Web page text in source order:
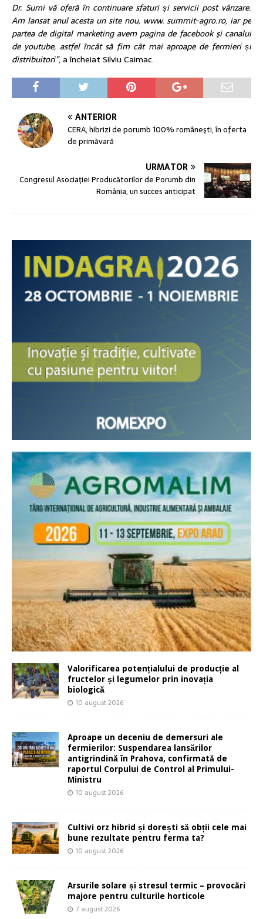
Dr. Sumi vă oferă în continuare sfaturi și servicii post vânzare.
Am lansat anul acesta un site nou, www. summit-agro.ro, iar pe
partea de digital marketing avem pagina de facebook şi canalul
de youtube, astfel încât să fim cât mai aproape de fermieri și
distribuitori”, a încheiat Silviu Caimac.
ANTERIOR
CERA, hibrizi de porumb 100% româneşti, în oferta
de primăvară
URMĂTOR
Congresul Asociaţiei Producătorilor de Porumb din
România, un succes anticipat
Valorificarea potențialului de producție al
fructelor și legumelor prin inovația
biologică
10 august 2026
Aproape un deceniu de demersuri ale
fermierilor: Suspendarea lansărilor
antigrindină în Prahova, confirmată de
raportul Corpului de Control al Primului-
Ministru
10 august 2026
Cultivi orz hibrid și dorești să obții cele mai
bune rezultate pentru ferma ta?
10 august 2026
Arsurile solare și stresul termic – provocări
majore pentru culturile horticole
7 august 2026